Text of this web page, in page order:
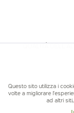
Questo sito utilizza i
volte a migliorare
ad altri